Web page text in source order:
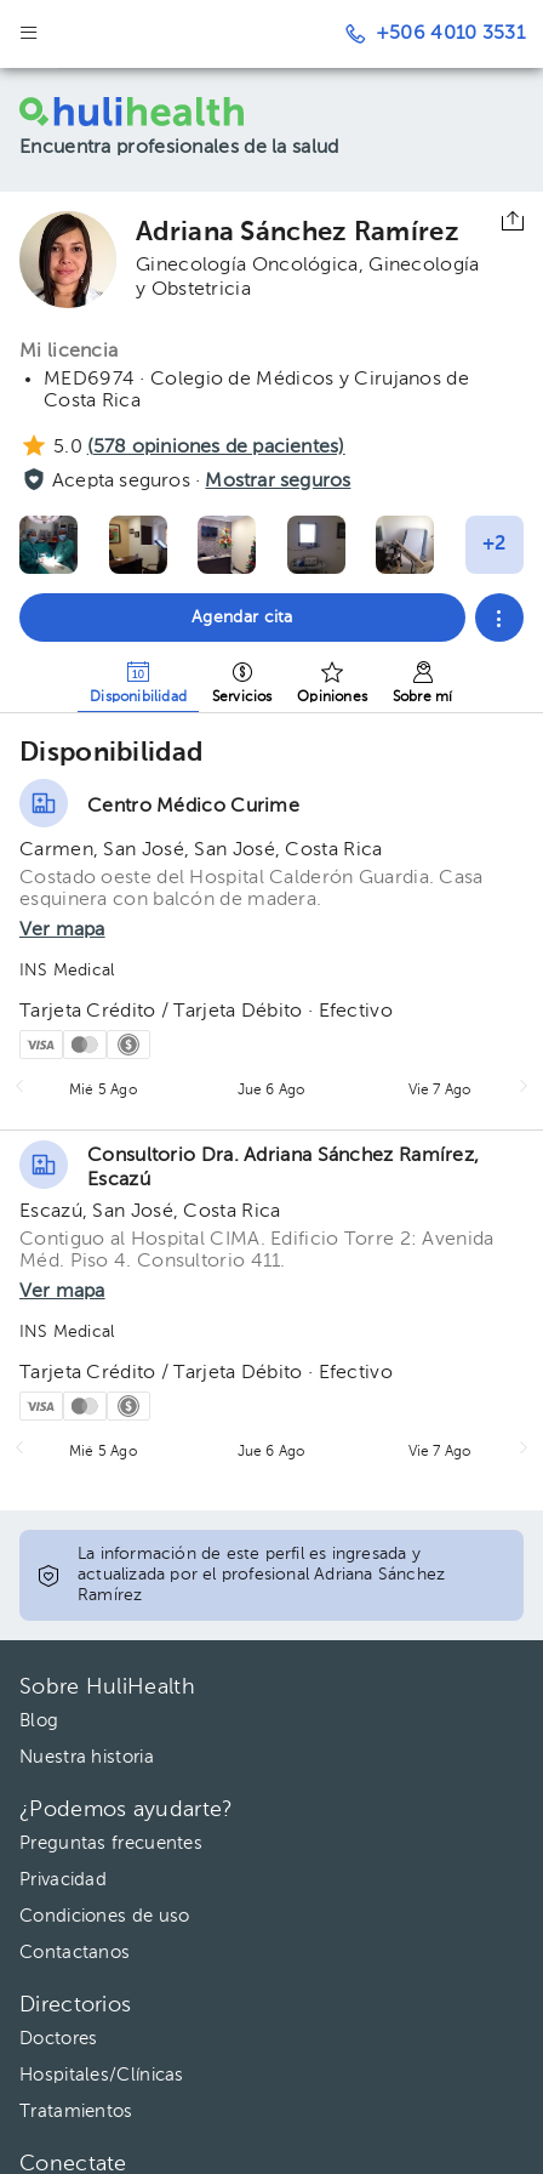
+506 4010 3531
Encuentra profesionales de la salud
Adriana Sánchez Ramírez
Ginecología Oncológica
Ginecología
y Obstetricia
Mi licencia
MED6974 · Colegio de Médicos y Cirujanos de
Costa Rica
5.0 (578 opiniones de pacientes)
Acepta seguros · Mostrar seguros
Agendar cita
Disponibilidad Servicios Opiniones Sobre mí
Disponibilidad
Centro Médico Curime
Carmen, San José, San José, Costa Rica
Costado oeste del Hospital Calderón Guardia. Casa
esquinera con balcón de madera.
Ver mapa
INS Medical
Tarjeta Crédito / Tarjeta Débito · Efectivo
Mié 5 Ago Jue 6 Ago Vie 7 Ago
Consultorio Dra. Adriana Sánchez Ramírez,
Escazú
Escazú, San José, Costa Rica
Contiguo al Hospital CIMA. Edificio Torre 2: Avenida
Méd. Piso 4. Consultorio 411.
Ver mapa
INS Medical
Tarjeta Crédito / Tarjeta Débito · Efectivo
Mié 5 Ago Jue 6 Ago Vie 7 Ago
La información de este perfil es ingresada y
actualizada por el profesional Adriana Sánchez
Ramírez
Sobre HuliHealth
Blog
Nuestra historia
¿Podemos ayudarte?
Preguntas frecuentes
Privacidad
Condiciones de uso
Contactanos
Directorios
Doctores
Hospitales/Clínicas
Tratamientos
Conectate